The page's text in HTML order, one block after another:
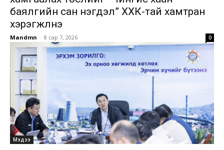
баялгийн сан нэгдэл” ХХК-тай хамтран
хэрэгжүүлнэ
Mandmn - 8 сар 7, 2026 0
Мэдээ